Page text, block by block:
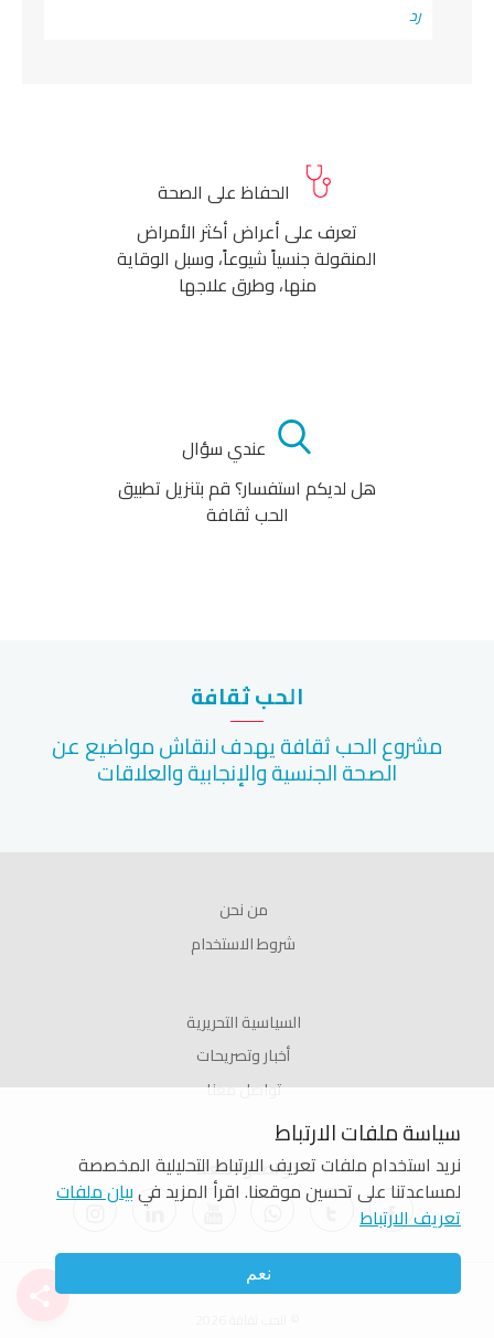
سياسة ملفات الارتباط
نريد استخدام ملفات تعريف الارتباط التحليلية المخصصة
لمساعدتنا على تحسين موقعنا. اقرأ المزيد فيبيان ملفات
تعريف الارتباط
نعم
رد
الحفاظ على الصحة
تعرف على أعراض أكثر الأمراض
المنقولة جنسياً شيوعاً، وسبل الوقاية
منها، وطرق علاجها
عندي سؤال
هل لديكم استفسار؟ قم بتنزيل تطبيق
الحب ثقافة
الحب ثقافة
مشروع الحب ثقافة يهدف لنقاش مواضيع عن
الصحة الجنسية والإنجابية والعلاقات
من نحن
شروط الاستخدام
السياسية التحريرية
أخبار وتصريحات
تواصل معنا
تواصلوا معنا